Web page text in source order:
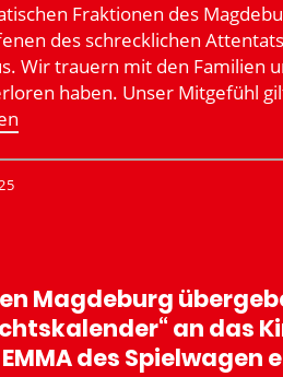
Fraktionen des
des schreck­lichen
Wir trauern mit den Familien
haben. Unser Mitgefühl
Magdeburg
an das
des Spiel­wagen